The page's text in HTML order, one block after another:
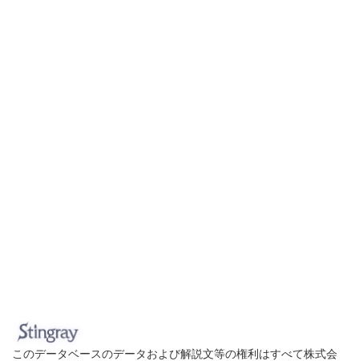
このデータベースのデータおよび解説文等の権利はすべて株式会